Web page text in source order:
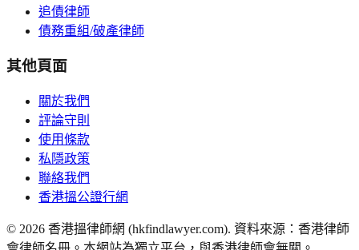
追債律師
債務重組/破產律師
其他頁面
關於我們
評論守則
使用條款
私隱政策
聯絡我們
香港搵公證行網
© 2026 香港搵律師網 (hkfindlawyer.com). 資料來源：香港律師